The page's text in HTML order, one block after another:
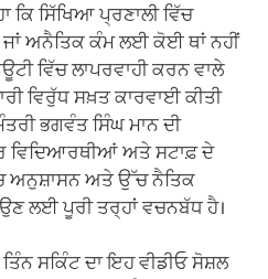
ਕਿ ਸਿੱਖਿਆ ਪ੍ਰਣਾਲੀ ਵਿੱਚ
ਜਾਂ ਅਨੈਤਿਕ ਕੰਮ ਲਈ ਕੋਈ ਥਾਂ ਨਹੀਂ
ਵਿੱਚ ਲਾਪਰਵਾਹੀ ਕਰਨ ਵਾਲੇ
ਵਿਰੁੱਧ ਸਖ਼ਤ ਕਾਰਵਾਈ ਕੀਤੀ
ਭਗਵੰਤ ਸਿੰਘ ਮਾਨ ਦੀ
ਵਿਦਿਆਰਥੀਆਂ ਅਤੇ ਸਟਾਫ਼ ਦੇ
ਅਨੁਸ਼ਾਸਨ ਅਤੇ ਉੱਚ ਨੈਤਿਕ
ਲਈ ਪੂਰੀ ਤਰ੍ਹਾਂ ਵਚਨਬੱਧ ਹੈ।
ਸਕਿੰਟ ਦਾ ਇਹ ਵੀਡੀਓ ਸੋਸ਼ਲ